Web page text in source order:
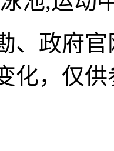
、政府
化，仅